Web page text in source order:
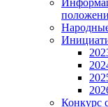
Конкурс